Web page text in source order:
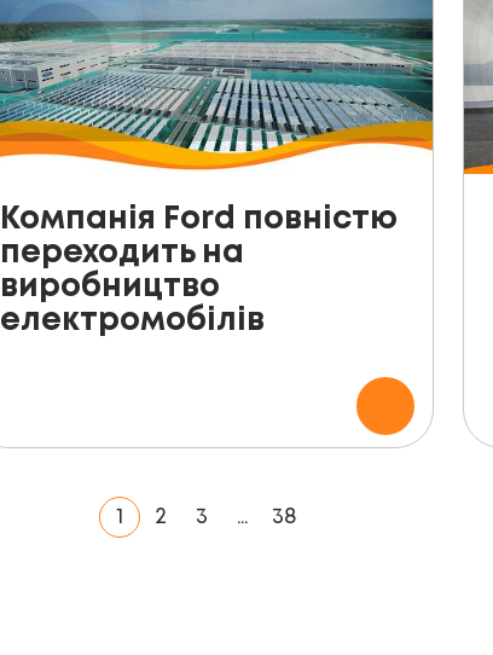
Компанія Ford повністю
переходить на
виробництво
електромобілів
1 2 3 … 38